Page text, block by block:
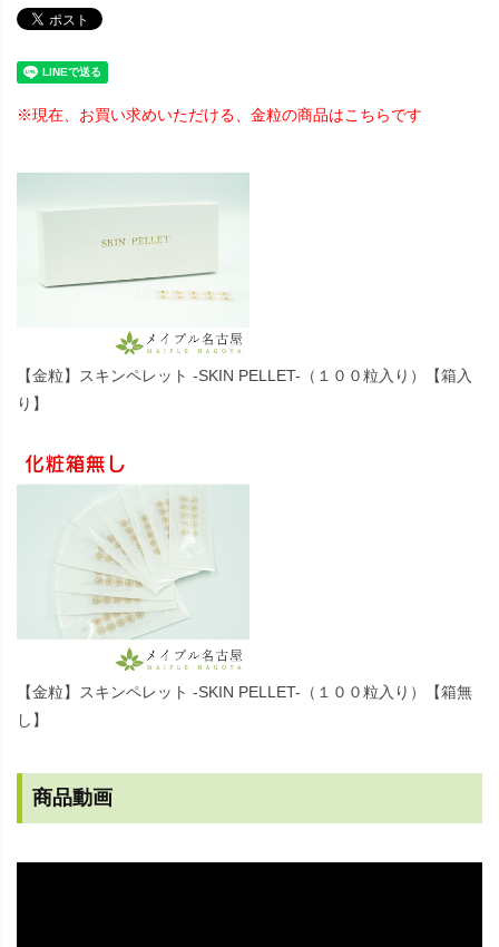
※現在、お買い求めいただける、金粒の商品はこちらです
【金粒】スキンペレット -SKIN PELLET-（１００粒入り）【箱入
り】
【金粒】スキンペレット -SKIN PELLET-（１００粒入り）【箱無
し】
商品動画